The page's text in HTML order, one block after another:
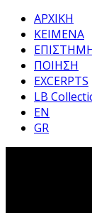
ΑΡΧΙΚΗ
ΚΕΙΜΕΝΑ
ΠΟΙΗΣΗ
EXCERPTS
LB
EN
GR